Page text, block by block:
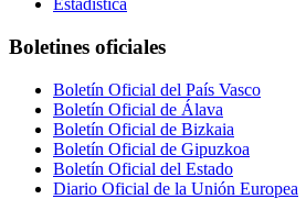
Estadística
Boletines oficiales
Boletín Oficial del País Vasco
Boletín Oficial de Álava
Boletín Oficial de Bizkaia
Boletín Oficial de Gipuzkoa
Boletín Oficial del Estado
Diario Oficial de la Unión Europea